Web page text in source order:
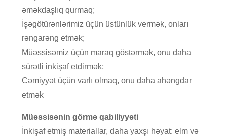
əməkdaşlıq qurmaq;
İşəgötürənlərimiz üçün üstünlük vermək, onları
rəngarəng etmək;
Müəssisəmiz üçün maraq göstərmək, onu daha
sürətli inkişaf etdirmək;
Cəmiyyət üçün varlı olmaq, onu daha ahəngdar
etmək
Müəssisənin görmə qabiliyyəti
İnkişaf etmiş materiallar, daha yaxşı həyat: elm və